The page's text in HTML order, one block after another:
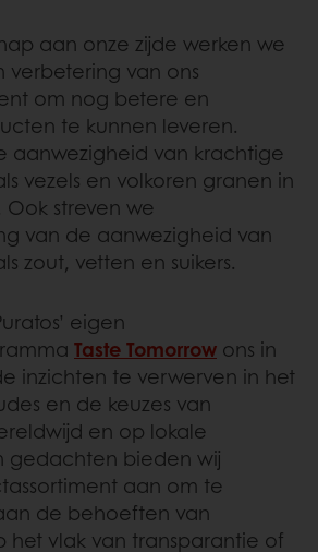
aan onze zijde werken we
van ons
om nog betere en
te kunnen leveren.
aanwezigheid van krachtige
vezels en volkoren granen in
streven we
van de aanwezigheid van
zout, vetten en suikers.
eigen
Taste Tomorrow ons in
inzichten te verwerven in het
en de keuzes van
en op lokale
gedachten bieden wij
aan om te
de behoeften van
het vlak van transparantie of